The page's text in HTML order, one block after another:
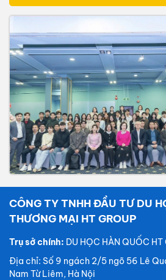
CÔNG TY TNHH ĐẦU TƯ DU
THƯƠNG MẠI HT GROUP
Trụ sở chính: DU HỌC HÀN QUỐC HT
Địa chỉ: Số 9 ngách 2/5 ngõ 56 Lê
Nam Từ Liêm, Hà Nội